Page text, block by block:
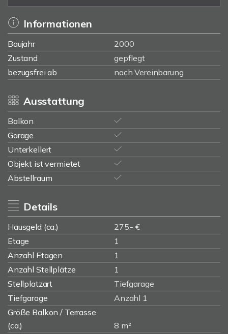
Informationen
Baujahr
2000
Zustand
gepflegt
bezugsfrei ab
nach Vereinbarung
Ausstattung
Balkon
Garage
Unterkellert
Objekt ist vermietet
Abstellraum
Details
Hausgeld (ca.)
275,- €
Etage
1
Anzahl Etagen
1
Anzahl Stellplätze
1
Stellplatzart
Tiefgarage
Tiefgarage
Anzahl 1
Größe Balkon / Terrasse
(ca.)
8 m²